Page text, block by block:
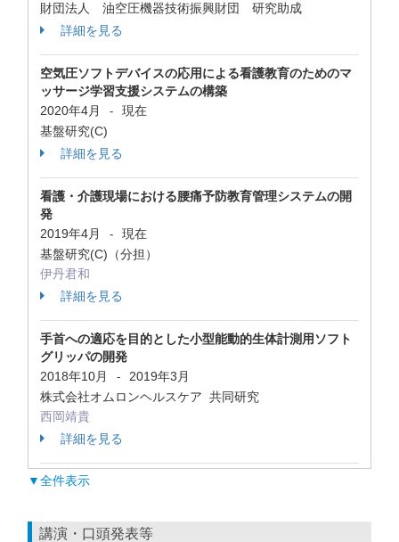
財団法人 油空圧機器技術振興財団 研究助成
詳細を見る
空気圧ソフトデバイスの応用による看護教育のためのマ
ッサージ学習支援システムの構築
2020年4月
-
現在
基盤研究(C)
詳細を見る
看護・介護現場における腰痛予防教育管理システムの開
発
2019年4月
-
現在
基盤研究(C)（分担）
伊丹君和
詳細を見る
手首への適応を目的とした小型能動的生体計測用ソフト
グリッパの開発
2018年10月
-
2019年3月
株式会社オムロンヘルスケア 共同研究
西岡靖貴
詳細を見る
▼全件表示
講演・口頭発表等